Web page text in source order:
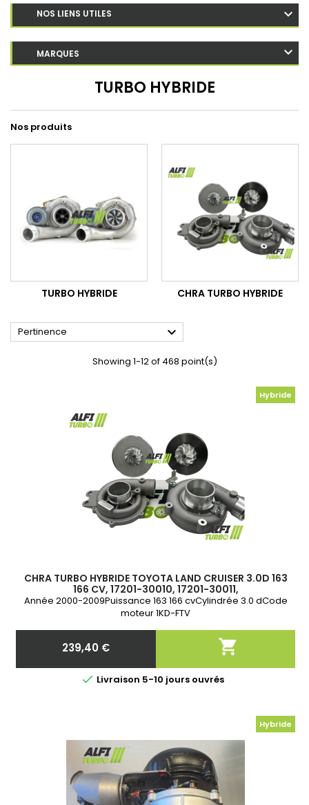
NOS LIENS UTILES
MARQUES
TURBO HYBRIDE
Nos produits
TURBO HYBRIDE CHRA TURBO HYBRIDE
Pertinence 
Showing 1-12 of 468 point(s)
Hybride
CHRA TURBO HYBRIDE TOYOTA LAND CRUISER 3.0D 163
166 CV, 17201-30010, 17201-30011,
Année 2000-2009Puissance 163 166 cvCylindrée 3.0 dCode
moteur 1KD-FTV
Prix
239,40 € 
 Livraison 5-10 jours ouvrés
Hybride